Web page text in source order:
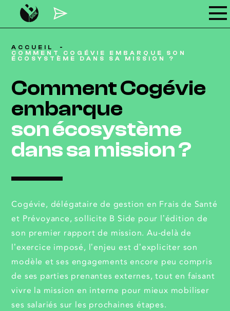
ACCUEIL
COMMENT COGÉVIE EMBARQUE SON
ÉCOSYSTÈME DANS SA MISSION ?
Comment Cogévie
embarque
son écosystème
dans sa mission ?
Cogévie, délégataire de gestion en Frais de Santé
et Prévoyance, sollicite B Side pour l’édition de
son premier rapport de mission. Au-delà de
l’exercice imposé, l’enjeu est d’expliciter son
modèle et ses engagements encore peu compris
de ses parties prenantes externes, tout en faisant
vivre la mission en interne pour mieux mobiliser
ses salariés sur les prochaines étapes.